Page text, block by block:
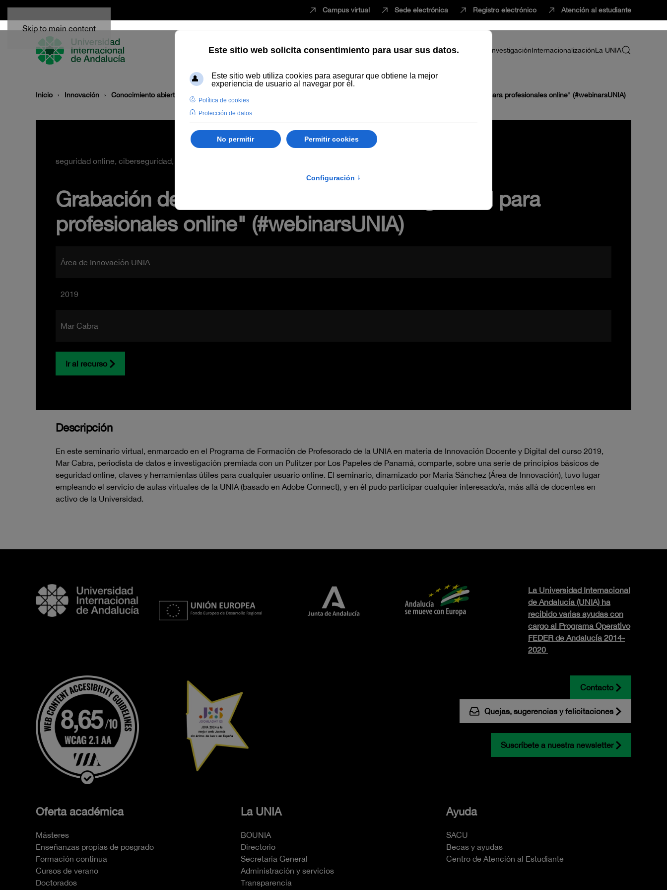
Skip to main content
Campus virtual Sede electrónica Registro electrónico Atención al estudiante
EstudiarInnovaciónVida universitariaProfesorado InvestigaciónInternacionalizaciónLa UNIA
Inicio Innovación Conocimiento abierto y difusión Grabación del seminario virtual "Ciberseguridad para profesionales online" (#webinarsUNIA)
seguridad online, ciberseguridad, phishing, deep web, cifrado, riesgos, codificación
Grabación del seminario virtual "Ciberseguridad para
profesionales online" (#webinarsUNIA)
Área de Innovación UNIA
2019
Mar Cabra
Ir al recurso
Descripción
En este seminario virtual, enmarcado en el Programa de Formación de Profesorado de la UNIA en materia de Innovación Docente y Digital del curso 2019,
Mar Cabra, periodista de datos e investigación premiada con un Pulitzer por Los Papeles de Panamá, comparte, sobre una serie de principios básicos de
seguridad online, claves y herramientas útiles para cualquier usuario online. El seminario, dinamizado por María Sánchez (Área de Innovación), tuvo lugar
empleando el servicio de aulas virtuales de la UNIA (basado en Adobe Connect), y en él pudo participar cualquier interesado/a, más allá de docentes en
activo de la Universidad.
La Universidad Internacional
de Andalucía (UNIA) ha
recibido varias ayudas con
cargo al Programa Operativo
FEDER de Andalucía 2014-
2020
Contacto
Quejas, sugerencias y felicitaciones
Suscríbete a nuestra newsletter
Oferta académica
Másteres
Enseñanzas propias de posgrado
Formación continua
Cursos de verano
Doctorados
La UNIA
BOUNIA
Directorio
Secretaría General
Administración y servicios
Transparencia
Ayuda
SACU
Becas y ayudas
Centro de Atención al Estudiante